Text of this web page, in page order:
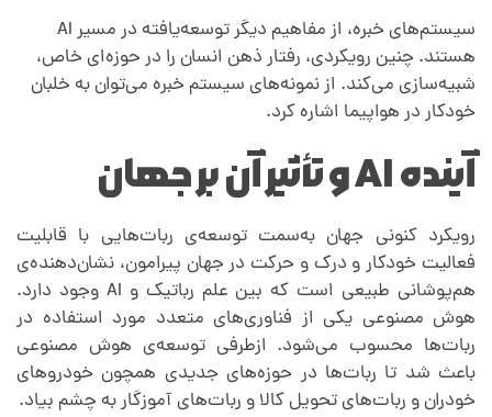
سیستم‌های خبره، از مفاهیم دیگر توسعه‌‌یافته در مسیر AI
هستند. چنین رویکردی، رفتار ذهن انسان را در حوزه‌ای خاص،
شبیه‌سازی می‌کند. از نمونه‌های سیستم خبره می‌توان به خلبان
خودکار در هواپیما اشاره کرد.
آینده AI و تأثیر آن بر جهان
رویکرد کنونی جهان به‌سمت توسعه‌ی ربات‌هایی با قابلیت
فعالیت خودکار و درک و حرکت در جهان پیرامون، نشان‌دهنده‌ی
هم‌پوشانی طبیعی است که بین علم رباتیک و AI وجود دارد.
هوش مصنوعی یکی از فناوری‌های متعدد مورد استفاده در
ربات‌ها محسوب می‌شود. ازطرفی توسعه‌ی هوش مصنوعی
باعث شد تا ربات‌ها در حوزه‌های جدیدی همچون خودروهای
خودران و ربات‌های تحویل کالا و ربات‌های آموزگار به چشم بیاد.